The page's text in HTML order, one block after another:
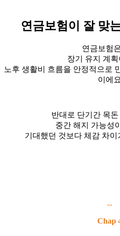
연금보험이 잘 맞
연금보험
장기 유지 계
노후 생활비 흐름을 안정적으로
이에
반대로 단기간 목
중간 해지 가능성
기대했던 것보다 체감 차
--
Chap